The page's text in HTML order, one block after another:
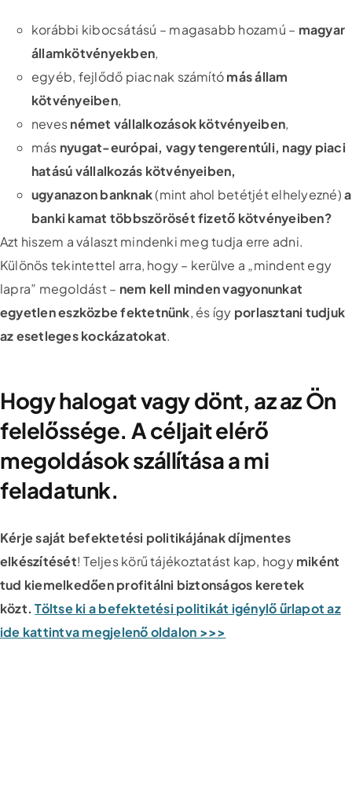
korábbi kibocsátású – magasabb hozamú – magyar
államkötvényekben,
egyéb, fejlődő piacnak számítómás állam
kötvényeiben,
nevesnémet vállalkozások kötvényeiben,
más nyugat-európai, vagy tengerentúli, nagy piaci
hatású vállalkozás kötvényeiben,
ugyanazon banknak(mint ahol betétjét elhelyezné)a
banki kamat többszörösét fizető kötvényeiben?
Azt hiszem a választ mindenki meg tudja erre adni.
Különös tekintettel arra, hogy – kerülve a „mindent egy
lapra” megoldást – nem kell minden vagyonunkat
egyetlen eszközbe fektetnünk, és így porlasztani tudjuk
az esetleges kockázatokat.
Hogy halogat vagy dönt, az az Ön
felelőssége. A céljait elérő
megoldások szállítása a mi
feladatunk.
Kérje saját befektetési politikájának díjmentes
elkészítését! Teljes körű tájékoztatást kap, hogymiként
tud kiemelkedően profitálni biztonságos keretek
közt. Töltse ki a befektetési politikát igénylő űrlapot az
ide kattintva megjelenő oldalon >>>